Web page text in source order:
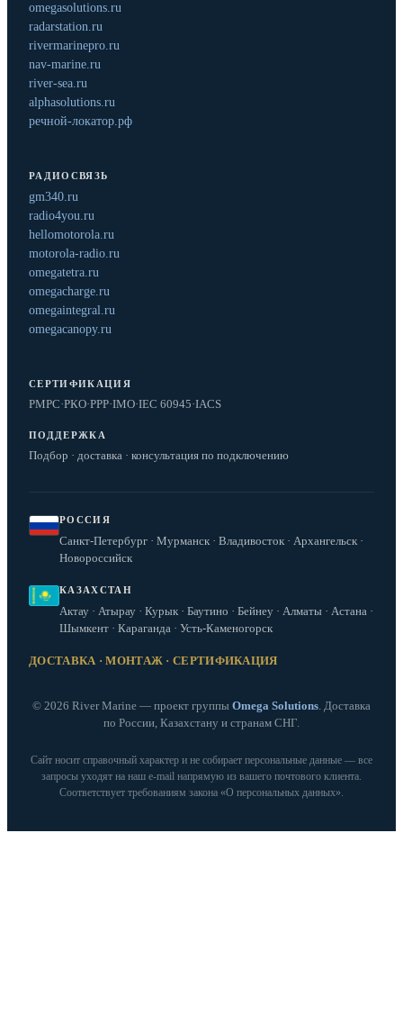
omegasolutions.ru
radarstation.ru
rivermarinepro.ru
nav-marine.ru
river-sea.ru
alphasolutions.ru
речной-локатор.рф
РАДИОСВЯЗЬ
gm340.ru
radio4you.ru
hellomotorola.ru
motorola-radio.ru
omegatetra.ru
omegacharge.ru
omegaintegral.ru
omegacanopy.ru
СЕРТИФИКАЦИЯ
РМРС·РКО·РРР·IMO·IEC 60945·IACS
ПОДДЕРЖКА
Подбор · доставка · консультация по подключению
РОССИЯ
Санкт-Петербург · Мурманск · Владивосток · Архангельск ·
Новороссийск
КАЗАХСТАН
Актау · Атырау · Курык · Баутино · Бейнеу · Алматы · Астана ·
Шымкент · Караганда · Усть-Каменогорск
ДОСТАВКА · МОНТАЖ · СЕРТИФИКАЦИЯ
© 2026 River Marine — проект группы Omega Solutions. Доставка
по России, Казахстану и странам СНГ.
Сайт носит справочный характер и не собирает персональные данные — все
запросы уходят на наш e‑mail напрямую из вашего почтового клиента.
Соответствует требованиям закона «О персональных данных».